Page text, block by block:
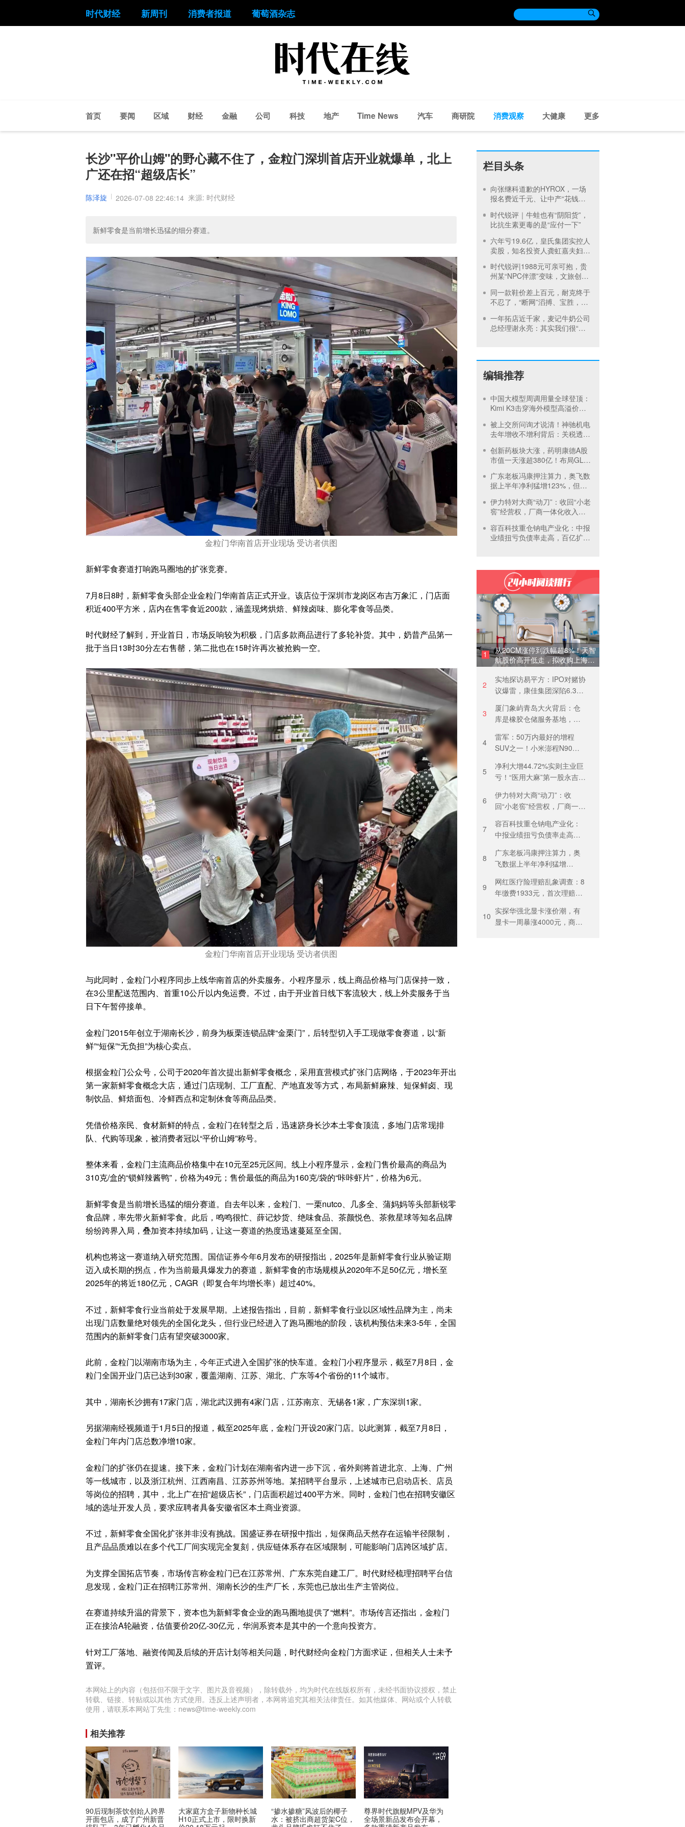
时代财经 新周刊 消费者报道 葡萄酒杂志 
首页 要闻 区域 财经 金融 公司 科技 地产 Time News 汽车 商研院 消费观察 大健康 更多
长沙"平价山姆"的野心藏不住了，金粒门深圳首店开业就爆单，北上
广还在招“超级店长”
陈泽旋 2026-07-08 22:46:14 来源: 时代财经
新鲜零食是当前增长迅猛的细分赛道。
金粒门华南首店开业现场 受访者供图
新鲜零食赛道打响跑马圈地的扩张竞赛。
7月8日8时，新鲜零食头部企业金粒门华南首店正式开业。该店位于深圳市龙岗区布吉万象汇，门店面
积近400平方米，店内在售零食近200款，涵盖现烤烘焙、鲜辣卤味、膨化零食等品类。
时代财经了解到，开业首日，市场反响较为积极，门店多款商品进行了多轮补货。其中，奶昔产品第一
批于当日13时30分左右售罄，第二批也在15时许再次被抢购一空。
金粒门华南首店开业现场 受访者供图
与此同时，金粒门小程序同步上线华南首店的外卖服务。小程序显示，线上商品价格与门店保持一致，
在3公里配送范围内、首重10公斤以内免运费。不过，由于开业首日线下客流较大，线上外卖服务于当
日下午暂停接单。
金粒门2015年创立于湖南长沙，前身为板栗连锁品牌“金栗门”，后转型切入手工现做零食赛道，以“新
鲜”“短保”“无负担”为核心卖点。
根据金粒门公众号，公司于2020年首次提出新鲜零食概念，采用直营模式扩张门店网络，于2023年开出
第一家新鲜零食概念大店，通过门店现制、工厂直配、产地直发等方式，布局新鲜麻辣、短保鲜卤、现
制饮品、鲜焙面包、冷鲜西点和定制休食等商品品类。
凭借价格亲民、食材新鲜的特点，金粒门在转型之后，迅速跻身长沙本土零食顶流，多地门店常现排
队、代购等现象，被消费者冠以“平价山姆”称号。
整体来看，金粒门主流商品价格集中在10元至25元区间。线上小程序显示，金粒门售价最高的商品为
310克/盒的“锁鲜辣酱鸭”，价格为49元；售价最低的商品为160克/袋的“咔咔虾片”，价格为6元。
新鲜零食是当前增长迅猛的细分赛道。自去年以来，金粒门、一栗nutco、几多全、蒲妈妈等头部新锐零
食品牌，率先带火新鲜零食。此后，鸣鸣很忙、薛记炒货、绝味食品、茶颜悦色、茶救星球等知名品牌
纷纷跨界入局，叠加资本持续加码，让这一赛道的热度迅速蔓延至全国。
机构也将这一赛道纳入研究范围。国信证券今年6月发布的研报指出，2025年是新鲜零食行业从验证期
迈入成长期的拐点，作为当前最具爆发力的赛道，新鲜零食的市场规模从2020年不足50亿元，增长至
2025年的将近180亿元，CAGR（即复合年均增长率）超过40%。
不过，新鲜零食行业当前处于发展早期。上述报告指出，目前，新鲜零食行业以区域性品牌为主，尚未
出现门店数量绝对领先的全国化龙头，但行业已经进入了跑马圈地的阶段，该机构预估未来3-5年，全国
范围内的新鲜零食门店有望突破3000家。
此前，金粒门以湖南市场为主，今年正式进入全国扩张的快车道。金粒门小程序显示，截至7月8日，金
粒门全国开业门店已达到30家，覆盖湖南、江苏、湖北、广东等4个省份的11个城市。
其中，湖南长沙拥有17家门店，湖北武汉拥有4家门店，江苏南京、无锡各1家，广东深圳1家。
另据湖南经视频道于1月5日的报道，截至2025年底，金粒门开设20家门店。以此测算，截至7月8日，
金粒门年内门店总数净增10家。
金粒门的扩张仍在提速。接下来，金粒门计划在湖南省内进一步下沉，省外则将首进北京、上海、广州
等一线城市，以及浙江杭州、江西南昌、江苏苏州等地。某招聘平台显示，上述城市已启动店长、店员
等岗位的招聘，其中，北上广在招“超级店长”，门店面积超过400平方米。同时，金粒门也在招聘安徽区
域的选址开发人员，要求应聘者具备安徽省区本土商业资源。
不过，新鲜零食全国化扩张并非没有挑战。国盛证券在研报中指出，短保商品天然存在运输半径限制，
且产品品质难以在多个代工厂间实现完全复刻，供应链体系存在区域限制，可能影响门店跨区域扩店。
为支撑全国拓店节奏，市场传言称金粒门已在江苏常州、广东东莞自建工厂。时代财经梳理招聘平台信
息发现，金粒门正在招聘江苏常州、湖南长沙的生产厂长，东莞也已放出生产主管岗位。
在赛道持续升温的背景下，资本也为新鲜零食企业的跑马圈地提供了“燃料”。市场传言还指出，金粒门
正在接洽A轮融资，估值要价20亿-30亿元，华润系资本是其中的一个意向投资方。
针对工厂落地、融资传闻及后续的开店计划等相关问题，时代财经向金粒门方面求证，但相关人士未予
置评。
本网站上的内容（包括但不限于文字、图片及音视频），除转载外，均为时代在线版权所有，未经书面协议授权，禁止
转载、链接、转贴或以其他 方式使用。违反上述声明者，本网将追究其相关法律责任。如其他媒体、网站或个人转载
使用，请联系本网站丁先生：news@time-weekly.com
相关推荐
90后现制茶饮创始人跨界
开面包店，成了广州新晋
大家庭方盒子新物种长城
H10正式上市，限时换新
“掺水掺糖”风波后的椰子
水：被挤出商超货架C位，
尊界时代旗舰MPV及华为
全场景新品发布会开幕，
栏目头条
向张继科道歉的HYROX，一场
报名费近千元、让中产“花钱找
时代锐评｜牛蛙也有“阴阳货”，
比抗生素更毒的是“应付一下”
六年亏19.6亿，皇氏集团实控人
卖股，知名投资人龚虹嘉夫妇
时代锐评|1988元可亲可抱，贵
州某“NPC伴漂”变味，文旅创新
同一款鞋价差上百元，耐克终于
不忍了，“断网”滔搏、宝胜，运
一年拓店近千家，麦记牛奶公司
总经理谢永亮：其实我们很“佛
编辑推荐
中国大模型周调用量全球登顶：
Kimi K3击穿海外模型高溢价壁
被上交所问询才说清！神驰机电
去年增收不增利背后：关税透支
创新药板块大涨，药明康德A股
市值一天涨超380亿！布局GLP-
广东老板冯康押注算力，奥飞数
据上半年净利猛增123%，但总
伊力特对大商“动刀”：收回“小老
窖”经营权，厂商一体化收入全
容百科技重仓钠电产业化：中报
业绩扭亏负债率走高，百亿扩产
1
从20CM涨停到跌幅超8%！天智
航股价高开低走，拟收购上海骨
科62%股权
2
实地探访易平方：IPO对赌协
议爆雷，康佳集团深陷6.37
3
厦门象屿青岛大火背后：仓
库是橡胶仓储服务基地，当
进行安全管理培训
4
雷军：50万内最好的增程
SUV之一！小米澎程N90
制YU7热度？
5
净利大增44.72%实则主业巨
亏！“医用大麻”第一股永吉股
收益“保盈”
6
伊力特对大商“动刀”：收
回“小老窖”经营权，厂商一体
7
容百科技重仓钠电产业化：
中报业绩扭亏负债率走高，
8
广东老板冯康押注算力，奥
飞数据上半年净利猛增
元
9
网红医疗险理赔乱象调查：8
年缴费1933元，首次理赔被
出”困住投保人
10
实探华强北显卡涨价潮，有
显卡一周暴涨4000元，商